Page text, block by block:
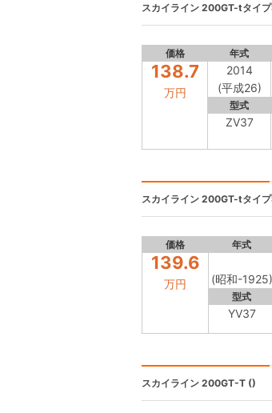
スカイライン 200GT-tタイ
価格 年式
138.7
万円
2014
(平成26)
型式
ZV37
スカイライン 200GT-tタイ
価格 年式
139.6
万円 (昭和-1925)
型式
YV37
スカイライン 200GT-T ()